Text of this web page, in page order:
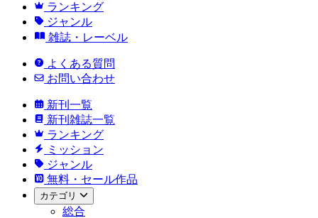
ランキング
ジャンル
雑誌・レーベル
よくある質問
お問い合わせ
新刊一覧
新刊雑誌一覧
ランキング
ミッション
ジャンル
無料・セール作品
カテゴリ
総合